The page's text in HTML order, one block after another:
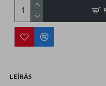
LEÍRÁS